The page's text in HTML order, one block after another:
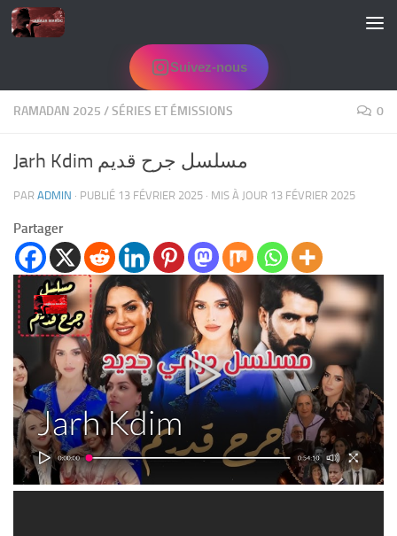
Skip to content
Suivez-nous
RAMADAN 2025 /SÉRIES ET ÉMISSIONS 0
Jarh Kdim مسلسل جرح قديم
PAR ADMIN · PUBLIÉ 13 FÉVRIER 2025 · MIS À JOUR 13 FÉVRIER 2025
Partager